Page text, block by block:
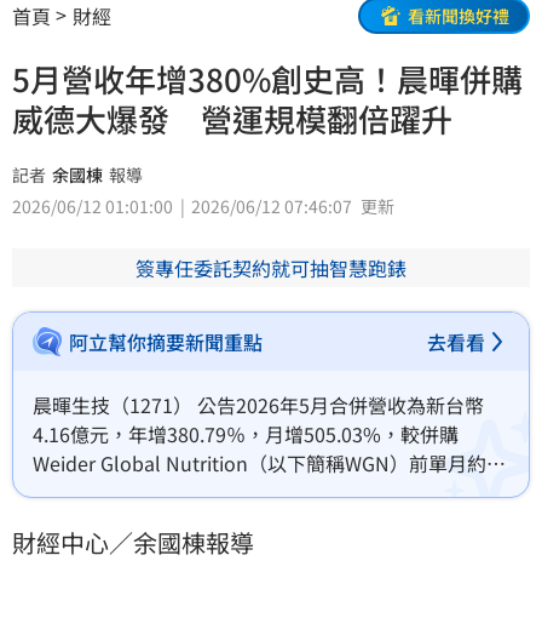
首頁 財經 看新聞換好禮
5月營收年增380%創史高！晨暉併購
威德大爆發 營運規模翻倍躍升
記者 余國棟 報導
2026/06/12 01:01:00
2026/06/12 07:46:07 更新
簽專任委託契約就可抽智慧跑錶
阿立幫你摘要新聞重點 去看看
晨暉生技（1271） 公告2026年5月合併營收為新台幣
4.16億元，年增380.79％，月增505.03%，較併購
Weider Global Nutrition（以下簡稱WGN）前單月約
6,000萬至9,000萬元的營收區間呈現跳躍式成長，更創
交割後，首月營收全數併入合併報表所致。
財經中心／余國棟報導